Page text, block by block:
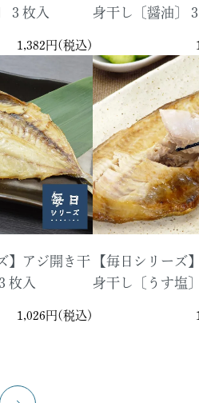
３枚入
1,382円(税込)
身干し〔醤油〕
】アジ開き干
枚入
1,026円(税込)
【毎日シリーズ
身干し〔うす塩